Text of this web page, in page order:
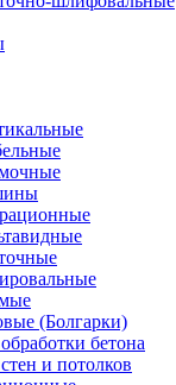
(Болгарки)
бетона
и потолков